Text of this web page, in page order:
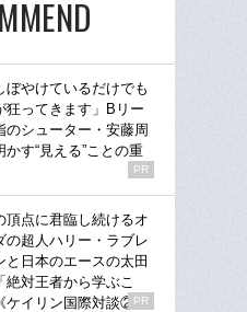
ぼやけているだけでも
狂ってきます」Bリー
のシューター・安藤周
かす“見える”ことの重
PR
頂点に君臨し続けるオ
の超人ハリー・ラブレ
と日本のエースの太田
絶対王者から学ぶこ
ケイリン国際対談②》
PR